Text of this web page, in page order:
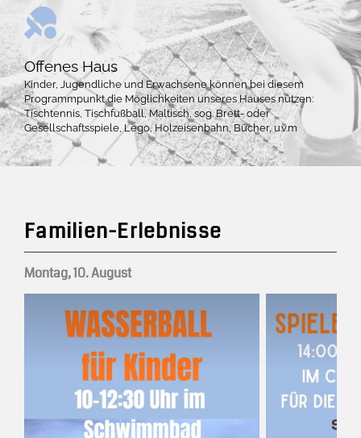
Offenes Haus
Kinder, Jugendliche und Erwachsene können bei diesem
Programmpunkt die Möglichkeiten unseres Hauses nützen:
Tischtennis, Tischfußball, Maltisch, sog. Brett- oder
Gesellschaftsspiele, Lego, Holzeisenbahn, Bücher, u.v.m
Familien-Erlebnisse
Montag, 10. August